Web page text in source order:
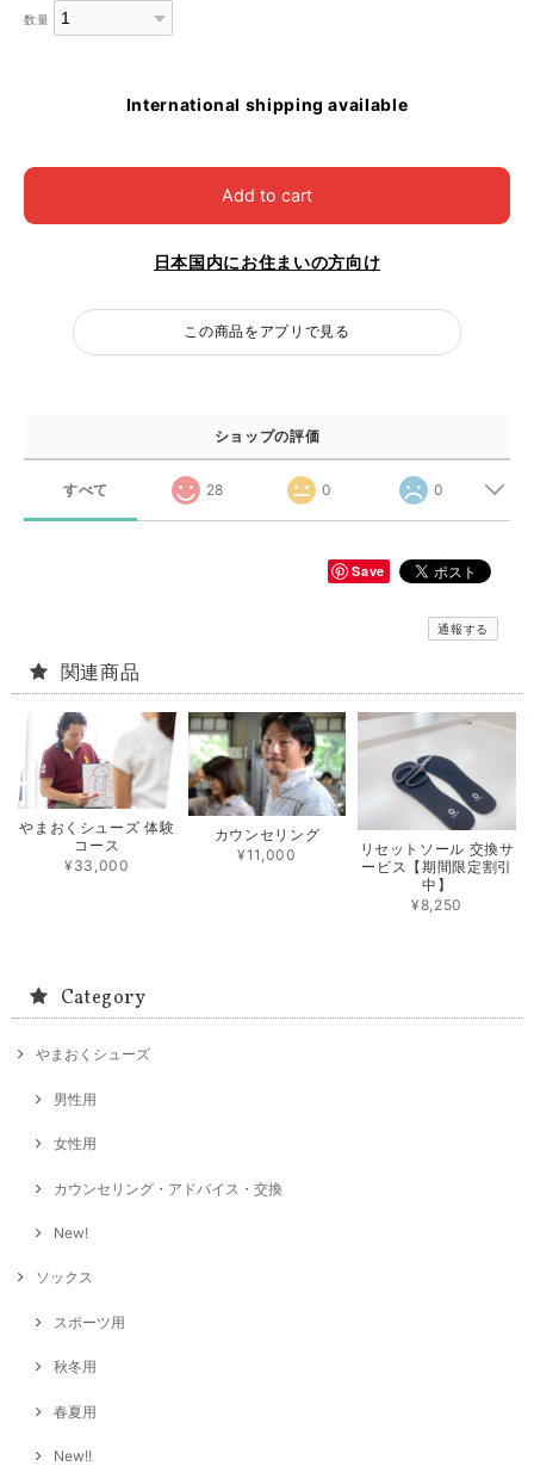
数量
International shipping available
Add to cart
日本国内にお住まいの方向け
この商品をアプリで見る
ショップの評価
すべて 28 0 0
Save
通報する
関連商品
やまおくシューズ 体験
コース
¥33,000
カウンセリング
¥11,000
リセットソール 交換サ
ービス【期間限定割引
中】
¥8,250
Category
やまおくシューズ
男性用
女性用
カウンセリング・アドバイス・交換
New!
ソックス
スポーツ用
秋冬用
春夏用
New!!